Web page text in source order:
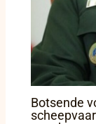
Botsende